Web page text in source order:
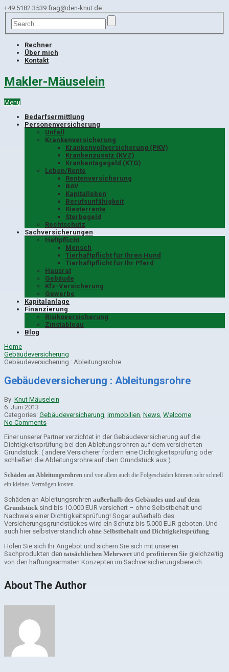
+49 5182 3539 frag@den-knut.de
Rechner
Über mich
Kontakt
Makler-Mäuselein
Menu
Bedarfsermittlung
Personenversicherung
Unfall
Krankenversicherung
Krankenvollversicherung (PKV)
Krankenzusatz (KVZ)
Krankentagegeld (KTG)
Leben/Rente
Rentenversicherung
BAV
Kapitalleben
Berufsunfähigkeit
Riesterrente
Sterbegeld
Rechtschutz
Sachversicherungen
Haftpflicht
Mensch
Tierhaftpflicht für Ihren Hund
Tierhaftpflicht für Ihr Pferd
Hausrat
Gebäude
Kfz-Versicherung
Gewerbe
Kapitalanlage
Finanzierung
Risikoversicherung
Zinstableau
Blog
Home
Gebäudeversicherung
Gebäudeversicherung : Ableitungsrohre
Gebäudeversicherung : Ableitungsrohre
By: Knut Mäuselein
6. Juni 2013
Categories: Gebäudeversicherung Immobilien News Welcome
No Comments
Einer unserer Partner verzichtet in der Gebäudeversicherung auf die
Dichtigkeitsprüfung bei den Ableitungsrohren auf dem versicherten
Grundstück. ( andere Versicherer fordern eine Dichtigkeitsprüfung oder
schließen die Ableitungsrohre auf dem Grundstück aus ).
Schäden an Ableitungsrohren und vor allem auch die Folgeschäden können sehr schnell
ein kleines Vermögen kosten.
Schäden an Ableitungsrohren außerhalb des Gebäudes und auf dem
Grundstück sind bis 10.000 EUR versichert – ohne Selbstbehalt und
Nachweis einer Dichtigkeitsprüfung! Sogar außerhalb des
Versicherungsgrundstückes wird ein Schutz bis 5.000 EUR geboten. Und
auch hier selbstverständlich ohne Selbstbehalt und Dichtigkeitsprüfung
Holen Sie sich Ihr Angebot und sichern Sie sich mit unseren
Sachprodukten den tatsächlichen Mehrwert und profitieren Sie gleichzeitig
von den haftungsärmsten Konzepten im Sachversicherungsbereich.
About The Author